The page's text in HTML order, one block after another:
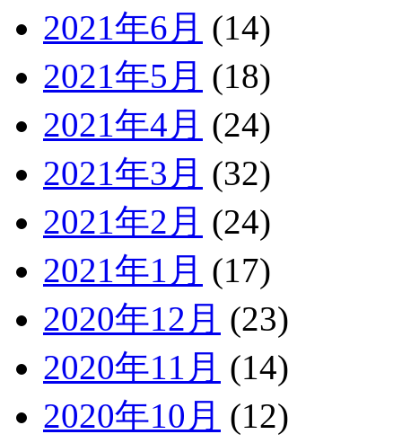
2021年6月 (14)
2021年5月 (18)
2021年4月 (24)
2021年3月 (32)
2021年2月 (24)
2021年1月 (17)
2020年12月 (23)
2020年11月 (14)
2020年10月 (12)